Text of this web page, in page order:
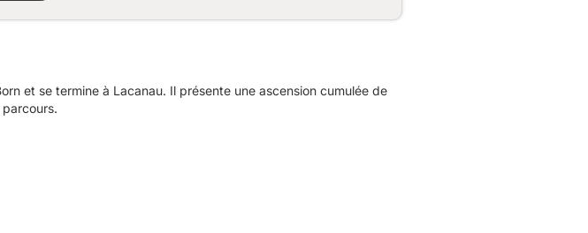
et se termine à Lacanau. Il présente une ascension cumulée de